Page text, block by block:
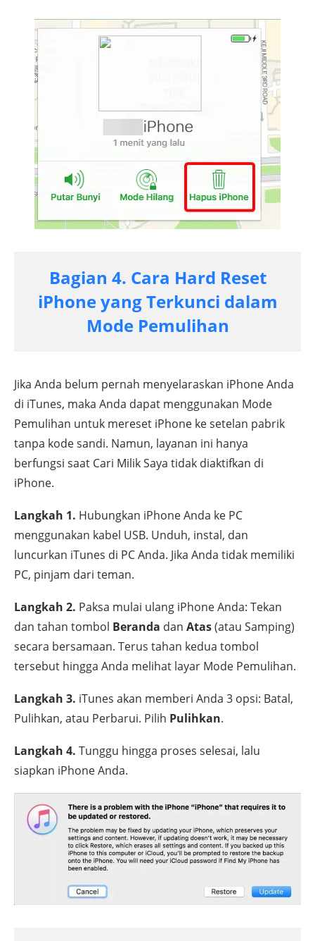
Bagian 4. Cara Hard Reset
iPhone yang Terkunci dalam
Mode Pemulihan
Jika Anda belum pernah menyelaraskan iPhone Anda
di iTunes, maka Anda dapat menggunakan Mode
Pemulihan untuk mereset iPhone ke setelan pabrik
tanpa kode sandi. Namun, layanan ini hanya
berfungsi saat Cari Milik Saya tidak diaktifkan di
iPhone.
Langkah 1. Hubungkan iPhone Anda ke PC
menggunakan kabel USB. Unduh, instal, dan
luncurkan iTunes di PC Anda. Jika Anda tidak memiliki
PC, pinjam dari teman.
Langkah 2. Paksa mulai ulang iPhone Anda: Tekan
dan tahan tombol Beranda dan Atas(atau Samping)
secara bersamaan. Terus tahan kedua tombol
tersebut hingga Anda melihat layar Mode Pemulihan.
Langkah 3. iTunes akan memberi Anda 3 opsi: Batal,
Pulihkan, atau Perbarui. Pilih Pulihkan.
Langkah 4. Tunggu hingga proses selesai, lalu
siapkan iPhone Anda.